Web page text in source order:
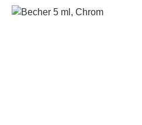
Bildergalerie überspringen